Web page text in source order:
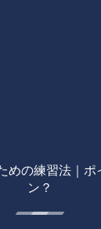
めの練習法｜ポ
ン？